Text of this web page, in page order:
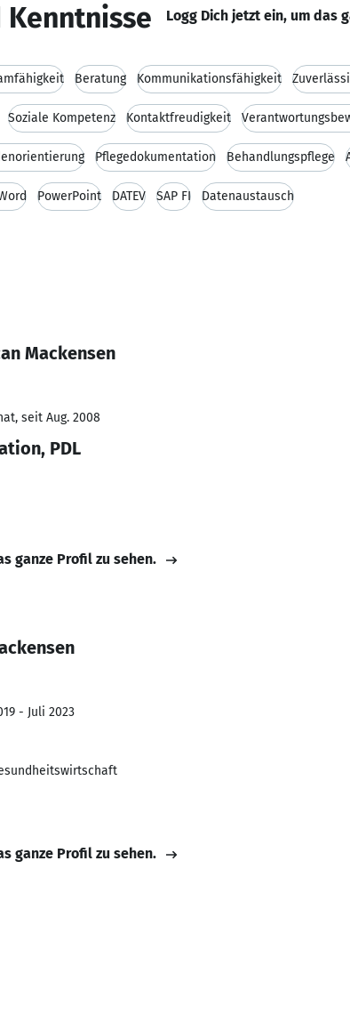
Logg Dich jetzt ein, um das
Beratung Kommunikationsfähigkeit
Soziale Kompetenz Kontaktfreudigkeit
Pflegedokumentation Behandlungspflege
PowerPoint DATEV SAP FI Datenaustausch
Mackensen
seit Aug. 2008
PDL
ganze Profil zu sehen.
- Juli 2023
ganze Profil zu sehen.